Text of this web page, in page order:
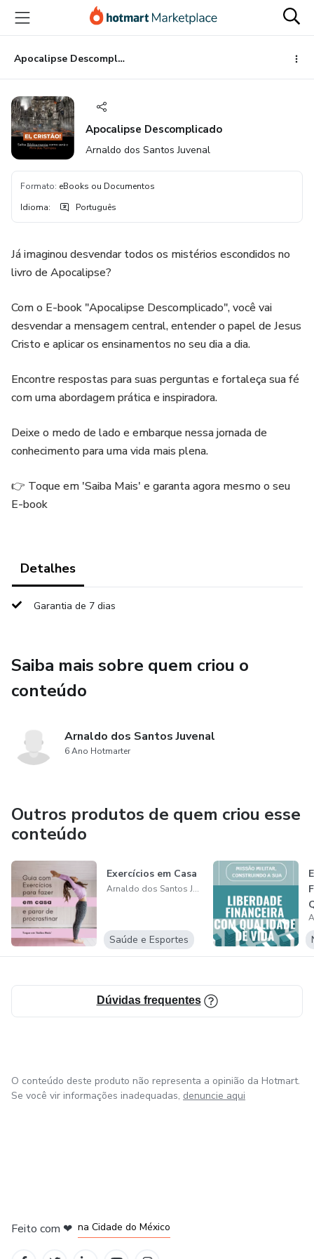
para
conteúdo
principal
para
pagamento
para
rodapé
Apocalipse Descomplicado
Apocalipse Descomplicado
Arnaldo dos Santos Juvenal
Formato: eBooks ou Documentos
Idioma: Português
Já imaginou desvendar todos os mistérios escondidos no
livro de Apocalipse?
Com o E-book "Apocalipse Descomplicado", você vai
desvendar a mensagem central, entender o papel de Jesus
Cristo e aplicar os ensinamentos no seu dia a dia.
Encontre respostas para suas perguntas e fortaleça sua fé
com uma abordagem prática e inspiradora.
Deixe o medo de lado e embarque nessa jornada de
conhecimento para uma vida mais plena.
👉 Toque em 'Saiba Mais' e garanta agora mesmo o seu
E-book
Detalhes
Garantia de 7 dias
Saiba mais sobre quem criou o
conteúdo
Arnaldo dos Santos Juvenal
6 Ano Hotmarter
Outros produtos de quem criou esse
conteúdo
Exercícios em Casa
Arnaldo dos Santos Juvenal
Saúde e Esportes
Dúvidas frequentes
O conteúdo deste produto não representa a opinião da Hotmart.
Se você vir informações inadequadas, denuncie aqui
Feito com ❤ na Cidade do México